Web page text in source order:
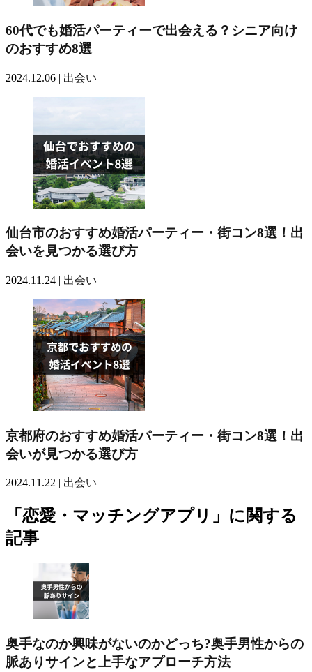
60代でも婚活パーティーで出会える？シニア向け
のおすすめ8選
2024.12.06 | 出会い
仙台市のおすすめ婚活パーティー・街コン8選！出
会いを見つかる選び方
2024.11.24 | 出会い
京都府のおすすめ婚活パーティー・街コン8選！出
会いが見つかる選び方
2024.11.22 | 出会い
「恋愛・マッチングアプリ」に関する
記事
奥手なのか興味がないのかどっち?奥手男性からの
脈ありサインと上手なアプローチ方法